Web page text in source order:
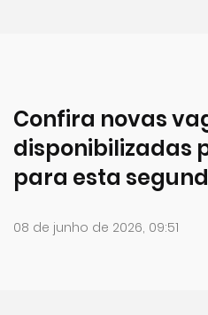
Confira novas
disponibilizadas
para esta
08 de junho de 2026, 09:51